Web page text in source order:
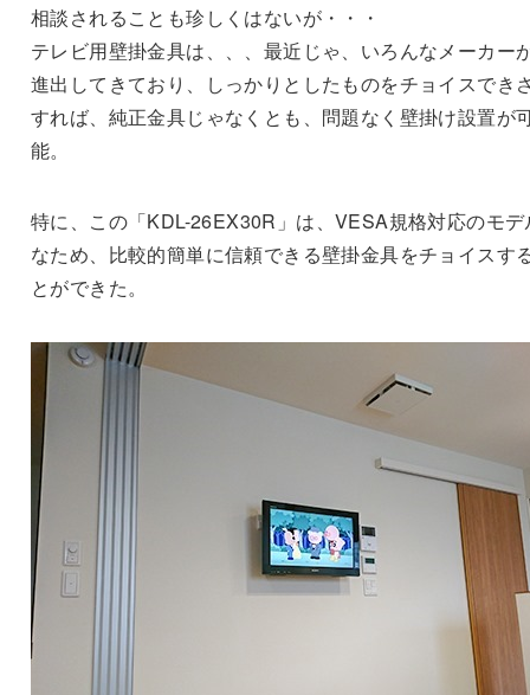
相談されることも珍しくはないが・・・
テレビ用壁掛金具は、、、最近じゃ、いろんなメーカー
進出してきており、しっかりとしたものをチョイスでき
すれば、純正金具じゃなくとも、問題なく壁掛け設置が
能。
特に、この「KDL-26EX30R」は、VESA規格対応のモデ
なため、比較的簡単に信頼できる壁掛金具をチョイスす
とができた。